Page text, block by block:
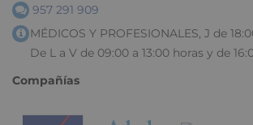
957 291 909
MÉDICOS Y PROFESIONALES, J de
De L a V de 09:00 a 13:00 horas y de
Compañías